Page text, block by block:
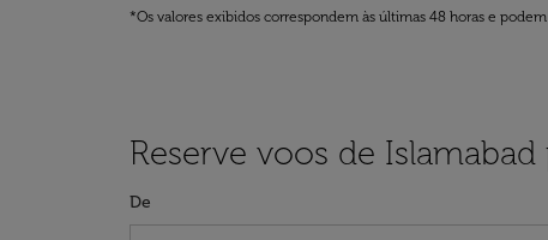
*Os valores exibidos correspondem às últimas 48 horas e
Reserve voos de
De